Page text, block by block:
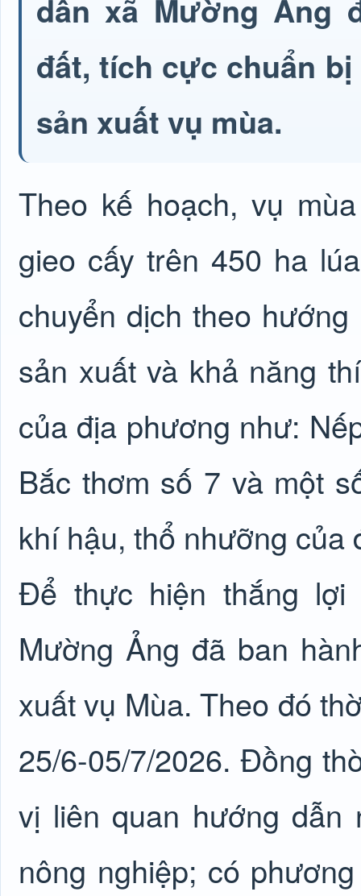
dân xã Mường Ảng
đất, tích cực chuẩn
sản xuất vụ mùa.
Theo kế hoạch, vụ
gieo cấy trên 450 ha
chuyển dịch theo
sản xuất và khả năng
của địa phương như:
Bắc thơm số 7 và một
khí hậu, thổ nhưỡng của
Để thực hiện thắng
Mường Ảng đã ban
xuất vụ Mùa. Theo đó
25/6-05/7/2026. Đồng
vị liên quan hướng dẫn
nông nghiệp; có